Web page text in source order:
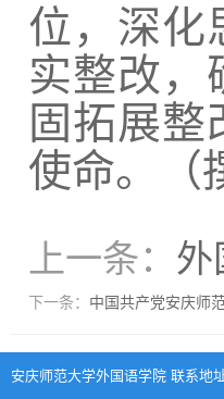
位，深化
实整改，
固拓展
使命。（
上一条： 外
下一条： 中国共产党安庆师
安庆师范大学外国语学院 联系地